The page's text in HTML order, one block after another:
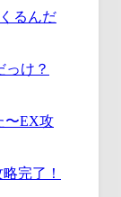
っけ？
完了！